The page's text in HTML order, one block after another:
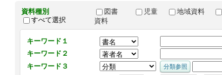
資料種別
すべて選択
図書 児童
地域資料
資料
キーワード１
キーワード２
キーワード３